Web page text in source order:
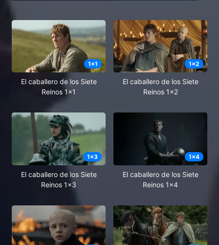
1x1
El caballero de los Siete
Reinos 1x1
1x2
El caballero de los Siete
Reinos 1x2
1x3
El caballero de los Siete
Reinos 1x3
1x4
El caballero de los Siete
Reinos 1x4